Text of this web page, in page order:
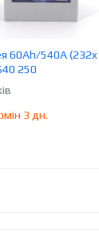
60Ah/540A
250
3 дн.